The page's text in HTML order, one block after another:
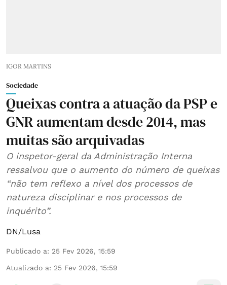
IGOR MARTINS
Sociedade
Queixas contra a atuação da PSP e
GNR aumentam desde 2014, mas
muitas são arquivadas
O inspetor-geral da Administração Interna
ressalvou que o aumento do número de queixas
“não tem reflexo a nível dos processos de
natureza disciplinar e nos processos de
inquérito”.
DN/Lusa
Publicado a: 25 Fev 2026, 15:59
Atualizado a: 25 Fev 2026, 15:59